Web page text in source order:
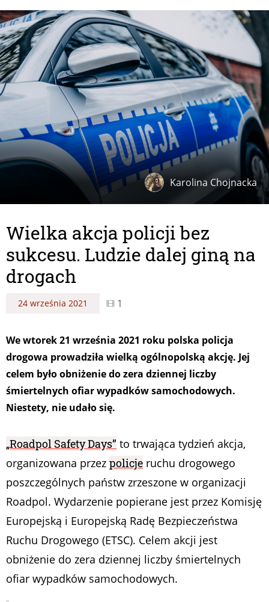
Karolina Chojnacka
Wielka akcja policji bez
sukcesu. Ludzie dalej giną na
drogach
24 września 2021 1
We wtorek 21 września 2021 roku polska policja
drogowa prowadziła wielką ogólnopolską akcję. Jej
celem było obniżenie do zera dziennej liczby
śmiertelnych ofiar wypadków samochodowych.
Niestety, nie udało się.
„Roadpol Safety Days” to trwająca tydzień akcja,
organizowana przez policje ruchu drogowego
poszczególnych państw zrzeszone w organizacji
Roadpol. Wydarzenie popierane jest przez Komisję
Europejską i Europejską Radę Bezpieczeństwa
Ruchu Drogowego (ETSC). Celem akcji jest
obniżenie do zera dziennej liczby śmiertelnych
ofiar wypadków samochodowych.